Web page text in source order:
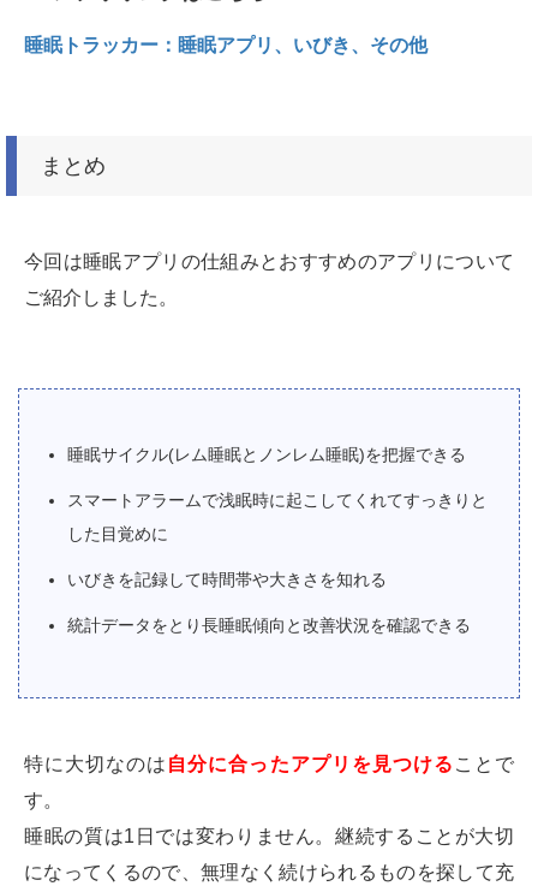
睡眠トラッカー：睡眠アプリ、いびき、その他
まとめ
今回は睡眠アプリの仕組みとおすすめのアプリについて
ご紹介しました。
睡眠サイクル(レム睡眠とノンレム睡眠)を把握できる
スマートアラームで浅眠時に起こしてくれてすっきりと
した目覚めに
いびきを記録して時間帯や大きさを知れる
統計データをとり長睡眠傾向と改善状況を確認できる
特に大切なのは 自分に合ったアプリを見つける ことで
す。
睡眠の質は1日では変わりません。継続することが大切
になってくるので、無理なく続けられるものを探して充